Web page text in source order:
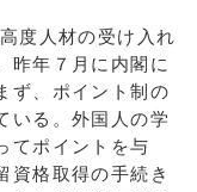
度人材の受け入れ
昨年７月に内閣に
ず、ポイント制の
いる。外国人の学
てポイントを与
資格取得の手続き